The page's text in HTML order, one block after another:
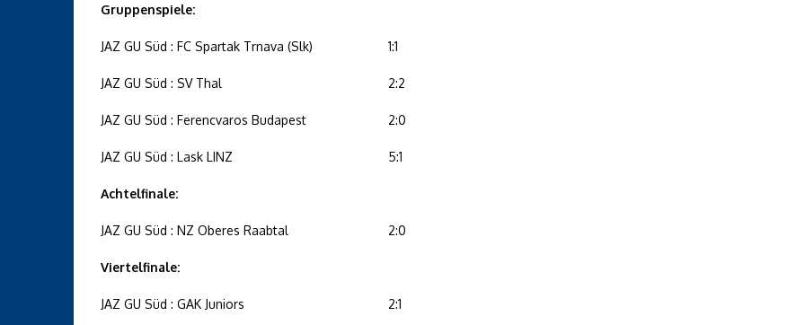
Gruppenspiele:
JAZ GU Süd : FC Spartak Trnava (Slk) 1:1
JAZ GU Süd : SV Thal 2:2
JAZ GU Süd : Ferencvaros Budapest 2:0
JAZ GU Süd : Lask LINZ 5:1
Achtelfinale:
JAZ GU Süd : NZ Oberes Raabtal 2:0
Viertelfinale:
JAZ GU Süd : GAK Juniors 2:1